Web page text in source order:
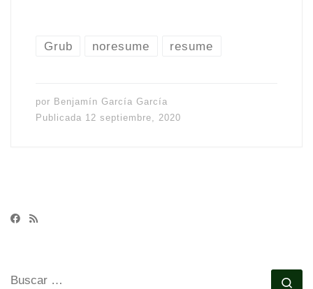
Grub noresume resume
por Benjamín García García
Publicada 12 septiembre, 2020
BUSCAR